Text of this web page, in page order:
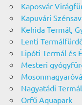
Kaposvár
Kapuvári
Kehida Termál,
Lenti
Lipóti Termál és
Mesteri
Nagyatádi
Orfű Aquapark